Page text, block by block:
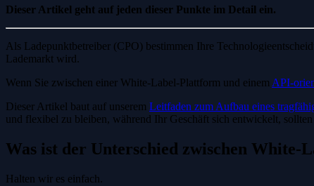
Dieser Artikel geht auf jeden dieser Punkte im Detail ein.
Als Ladepunktbetreiber (CPO) bestimmen Ihre
Lademarkt wird.
Wenn Sie zwischen einer White-Label-Plattform und einem API-
Dieser Artikel baut auf unserem Leitfaden zum Aufbau eines
und flexibel zu bleiben, während Ihr Geschäft sich entwickelt,
Was ist der Unterschied zwischen White-
Halten wir es einfach.